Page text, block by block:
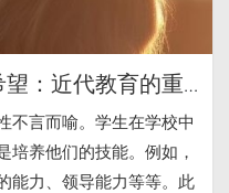
望：近代教育的重
不言而喻。学生在学校中
培养他们的技能。例如，
能力、领导能力等等。此